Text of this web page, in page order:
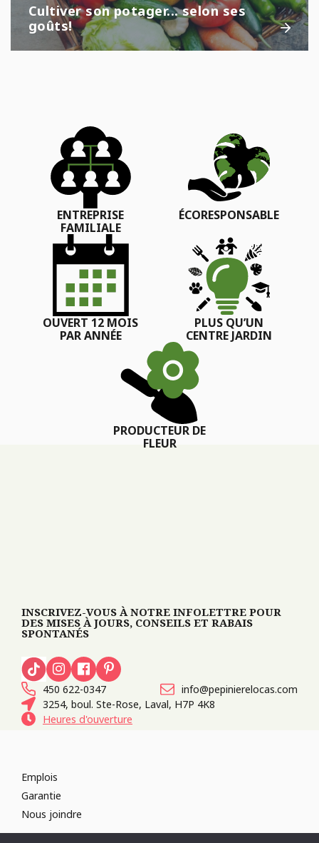
Cultiver son potager... selon ses
goûts!
ENTREPRISE
FAMILIALE
ÉCORESPONSABLE
OUVERT 12 MOIS
PAR ANNÉE
PLUS QU’UN
CENTRE JARDIN
PRODUCTEUR DE
FLEUR
INSCRIVEZ-VOUS À NOTRE INFOLETTRE POUR
DES MISES À JOURS, CONSEILS ET RABAIS
SPONTANÉS
450 622-0347
info@pepinierelocas.com
3254, boul. Ste-Rose, Laval, H7P 4K8
Heures d'ouverture
Emplois
Garantie
Nous joindre